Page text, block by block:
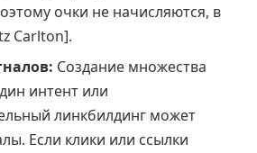
очки не начисляются, в
Carlton].
Создание множества
интент или
линкбилдинг может
Если клики или ссылки